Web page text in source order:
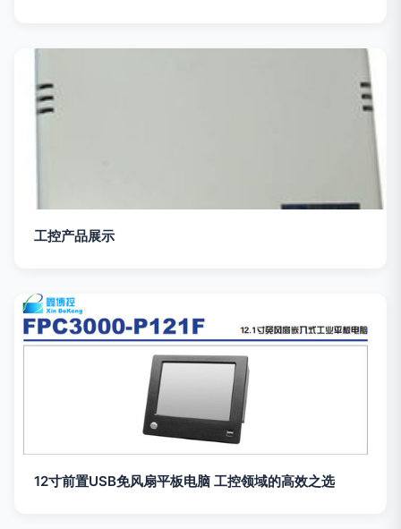
工控产品展示
12寸前置USB免风扇平板电脑 工控领域的高效之选